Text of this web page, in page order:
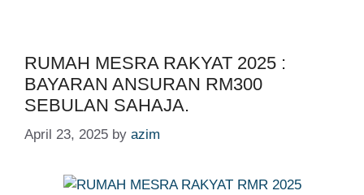
RUMAH MESRA RAKYAT 2025 :
BAYARAN ANSURAN RM300
SEBULAN SAHAJA.
April 23, 2025 by azim